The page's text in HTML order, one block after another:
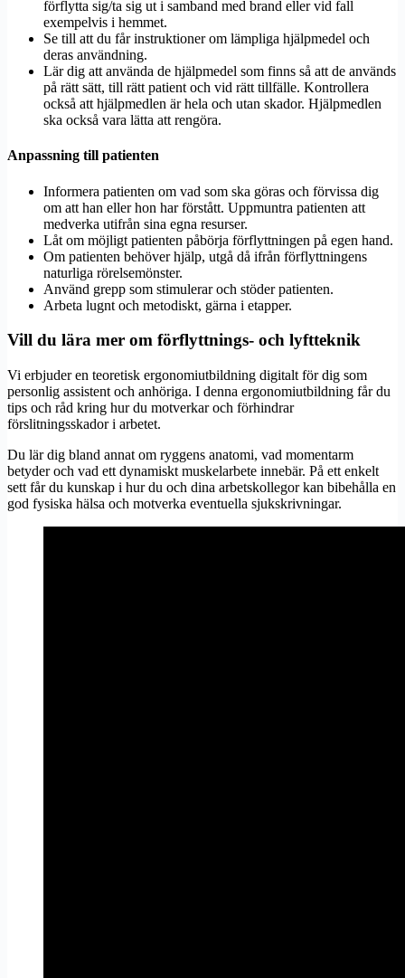
förflytta sig/ta sig ut i samband med brand eller vid fall
exempelvis i hemmet.
Se till att du får instruktioner om lämpliga hjälpmedel och
deras användning.
Lär dig att använda de hjälpmedel som finns så att de används
på rätt sätt, till rätt patient och vid rätt tillfälle. Kontrollera
också att hjälpmedlen är hela och utan skador. Hjälpmedlen
ska också vara lätta att rengöra.
Anpassning till patienten
Informera patienten om vad som ska göras och förvissa dig
om att han eller hon har förstått. Uppmuntra patienten att
medverka utifrån sina egna resurser.
Låt om möjligt patienten påbörja förflyttningen på egen hand.
Om patienten behöver hjälp, utgå då ifrån förflyttningens
naturliga rörelsemönster.
Använd grepp som stimulerar och stöder patienten.
Arbeta lugnt och metodiskt, gärna i etapper.
Vill du lära mer om förflyttnings- och lyftteknik
Vi erbjuder en teoretisk ergonomiutbildning digitalt för dig som
personlig assistent och anhöriga. I denna ergonomiutbildning får du
tips och råd kring hur du motverkar och förhindrar
förslitningsskador i arbetet.
Du lär dig bland annat om ryggens anatomi, vad momentarm
betyder och vad ett dynamiskt muskelarbete innebär. På ett enkelt
sett får du kunskap i hur du och dina arbetskollegor kan bibehålla en
god fysiska hälsa och motverka eventuella sjukskrivningar.